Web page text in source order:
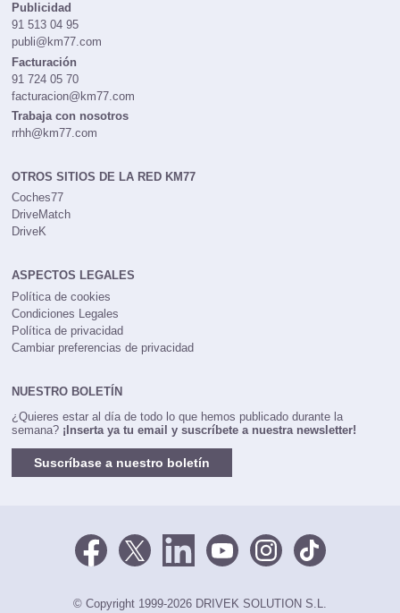
Publicidad
91 513 04 95
publi@km77.com
Facturación
91 724 05 70
facturacion@km77.com
Trabaja con nosotros
rrhh@km77.com
OTROS SITIOS DE LA RED KM77
Coches77
DriveMatch
DriveK
ASPECTOS LEGALES
Política de cookies
Condiciones Legales
Política de privacidad
Cambiar preferencias de privacidad
NUESTRO BOLETÍN
¿Quieres estar al día de todo lo que hemos publicado durante la
semana? ¡Inserta ya tu email y suscríbete a nuestra newsletter!
Suscríbase a nuestro boletín
© Copyright 1999-2026 DRIVEK SOLUTION S.L.